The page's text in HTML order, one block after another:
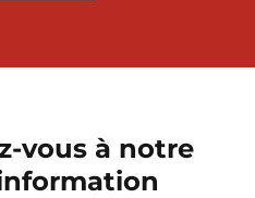
vous à notre